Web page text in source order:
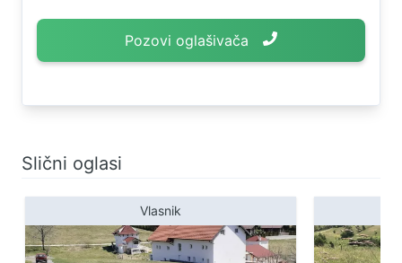
Pozovi oglašivača
Slični oglasi
Vlasnik